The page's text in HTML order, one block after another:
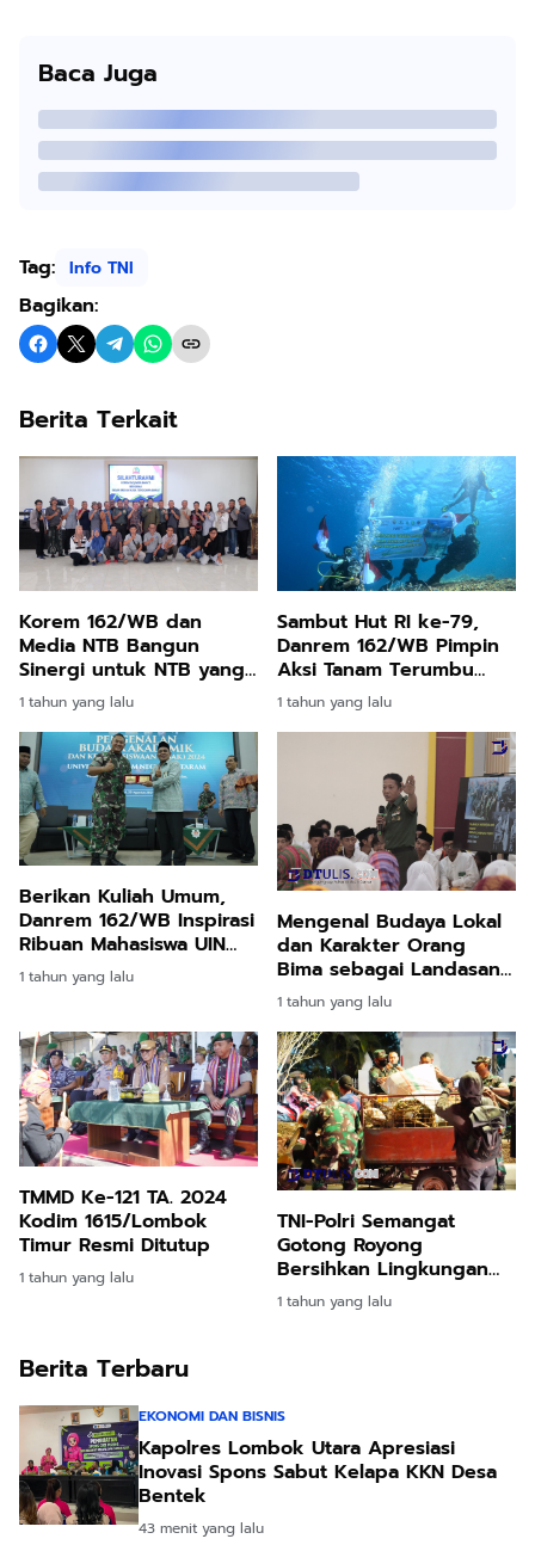
Baca Juga
Tag: Info TNI
Bagikan:
Berita Terkait
Korem 162/WB dan
Media NTB Bangun
Sinergi untuk NTB yang
Aman dan Maju
1 tahun yang lalu
Sambut Hut RI ke-79,
Danrem 162/WB Pimpin
Aksi Tanam Terumbu
Karang dan Parade
Bendera Merah Putih
1 tahun yang lalu
Berikan Kuliah Umum,
Danrem 162/WB Inspirasi
Ribuan Mahasiswa UIN
Mataram
1 tahun yang lalu
Mengenal Budaya Lokal
dan Karakter Orang
Bima sebagai Landasan
Hidup Generasi Z
1 tahun yang lalu
TMMD Ke-121 TA. 2024
Kodim 1615/Lombok
Timur Resmi Ditutup
1 tahun yang lalu
TNI-Polri Semangat
Gotong Royong
Bersihkan Lingkungan
Pasca-Demonstrasi
1 tahun yang lalu
Berita Terbaru
EKONOMI DAN BISNIS
Kapolres Lombok Utara Apresiasi
Inovasi Spons Sabut Kelapa KKN Desa
Bentek
43 menit yang lalu